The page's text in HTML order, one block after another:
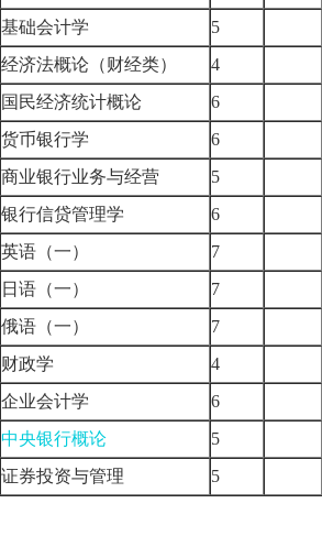
基础会计学
5
经济法概论（财经类）
4
国民经济统计概论
6
货币银行学
6
商业银行业务与经营
5
银行信贷管理学
6
英语（一）
7
日语（一）
7
俄语（一）
7
财政学
4
企业会计学
6
中央银行概论
5
证券投资与管理
5